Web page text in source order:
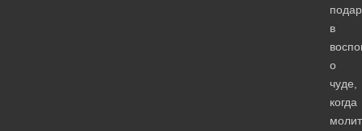
в
о
чуде,
когда